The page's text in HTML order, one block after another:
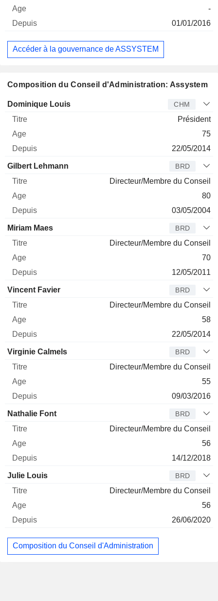
-
01/01/2016
Accéder à la gouvernance de ASSYSTEM
Composition du Conseil d'Administration: Assystem
Administrateur Titre
Dominique Louis CHM
Président
75
22/05/2014
Gilbert Lehmann BRD
Directeur/Membre du Conseil
80
03/05/2004
Miriam Maes BRD
Directeur/Membre du Conseil
70
12/05/2011
Vincent Favier BRD
Directeur/Membre du Conseil
58
22/05/2014
Virginie Calmels BRD
Directeur/Membre du Conseil
55
09/03/2016
Nathalie Font BRD
Directeur/Membre du Conseil
56
14/12/2018
Julie Louis BRD
Directeur/Membre du Conseil
56
26/06/2020
Composition du Conseil d'Administration